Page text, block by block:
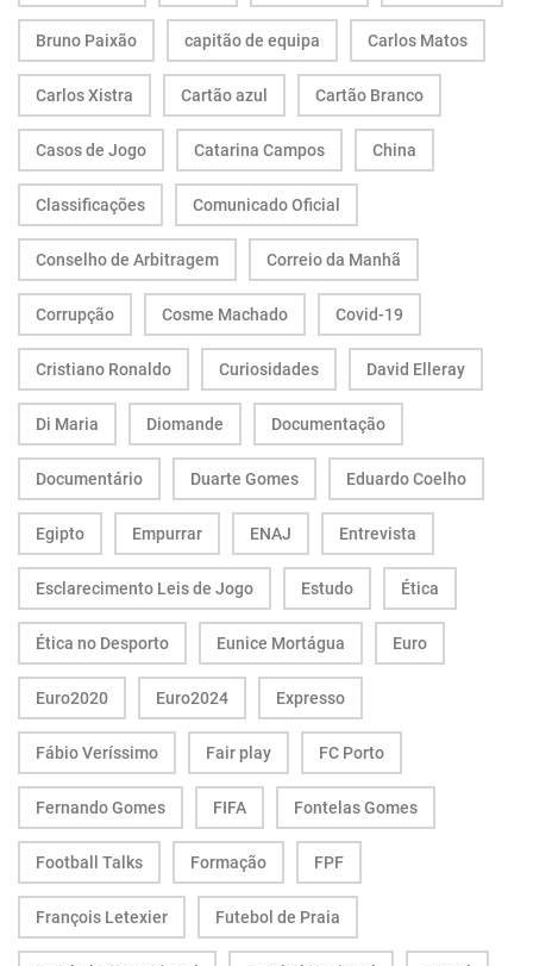
Bruno Paixão capitão de equipa Carlos Matos
Carlos Xistra Cartão azul Cartão Branco
Casos de Jogo Catarina Campos China
Classificações Comunicado Oficial
Conselho de Arbitragem Correio da Manhã
Corrupção Cosme Machado Covid-19
Cristiano Ronaldo Curiosidades David Elleray
Di Maria Diomande Documentação
Documentário Duarte Gomes Eduardo Coelho
Egipto Empurrar ENAJ Entrevista
Esclarecimento Leis de Jogo Estudo Ética
Ética no Desporto Eunice Mortágua Euro
Euro2020 Euro2024 Expresso
Fábio Veríssimo Fair play FC Porto
Fernando Gomes FIFA Fontelas Gomes
Football Talks Formação FPF
François Letexier Futebol de Praia